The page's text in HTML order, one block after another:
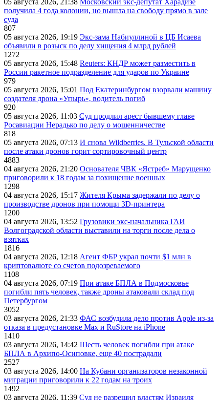
05 августа 2026, 21:38 Московский экс-депутат Харадизе
получила 4 года колонии, но вышла на свободу прямо в зале
суда
807
05 августа 2026, 19:19 Экс-зама Набиуллиной в ЦБ Исаева
объявили в розыск по делу хищения 4 млрд рублей
1272
05 августа 2026, 15:48 Reuters: КНДР может разместить в
России ракетное подразделение для ударов по Украине
979
05 августа 2026, 15:01 Под Екатеринбургом взорвали машину
создателя дрона «Упырь», водитель погиб
920
05 августа 2026, 11:03 Суд продлил арест бывшему главе
Росавиации Нерадько по делу о мошенничестве
818
05 августа 2026, 07:13 И снова Wildberries. В Тульской области
после атаки дронов горит сортировочный центр
4883
04 августа 2026, 21:20 Основателя ЧВК «Ястреб» Марущенко
приговорили к 18 годам за похищение военных
1298
04 августа 2026, 15:17 Жителя Крыма задержали по делу о
производстве дронов при помощи 3D‑принтера
1200
04 августа 2026, 13:52 Грузовики экс-начальника ГАИ
Волгоградской области выставили на торги после дела о
взятках
1816
04 августа 2026, 12:18 Агент ФБР украл почти $1 млн в
криптовалюте со счетов подозреваемого
1108
04 августа 2026, 07:19 При атаке БПЛА в Подмосковье
погибли пять человек, также дроны атаковали склад под
Петербургом
3052
03 августа 2026, 21:33 ФАС возбудила дело против Apple из-за
отказа в предустановке Max и RuStore на iPhone
1410
03 августа 2026, 14:42 Шесть человек погибли при атаке
БПЛА в Архипо-Осиповке, еще 40 пострадали
2527
03 августа 2026, 14:00 На Кубани организаторов незаконной
миграции приговорили к 22 годам на троих
1492
03 августа 2026, 11:39 Суд не разрешил властям Израиля